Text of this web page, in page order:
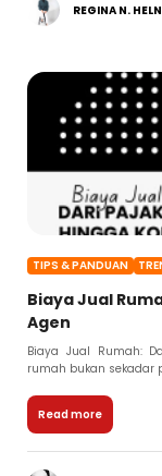
REGINA N.
TIPS & PANDUAN
Biaya Jual
Agen
Biaya Jual Rumah:
rumah bukan sekadar
Read more